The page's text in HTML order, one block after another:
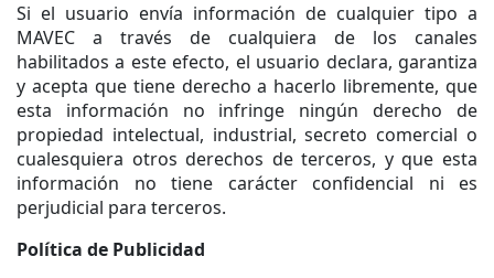
Si el usuario envía información de cualquier tipo a
MAVEC a través de cualquiera de los canales
habilitados a este efecto, el usuario declara, garantiza
y acepta que tiene derecho a hacerlo libremente, que
esta información no infringe ningún derecho de
propiedad intelectual, industrial, secreto comercial o
cualesquiera otros derechos de terceros, y que esta
información no tiene carácter confidencial ni es
perjudicial para terceros.
Política de Publicidad